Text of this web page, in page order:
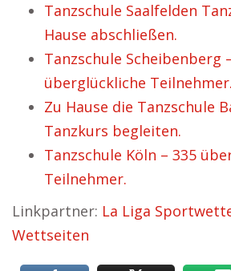
Tanzschule Saalfelden
Hause abschließen.
Tanzschule Scheibenberg
überglückliche Teilnehmer.
Zu Hause die Tanzschule
Tanzkurs begleiten.
Tanzschule Köln – 335
Teilnehmer.
Linkpartner: La Liga
Wettseiten